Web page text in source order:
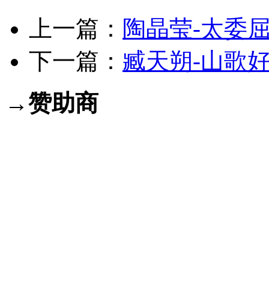
上一篇： 陶晶莹-太委
下一篇： 臧天朔-山歌
→赞助商